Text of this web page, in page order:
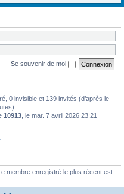
Se souvenir de moi
0 invisible et 139 invités (d’après le
10913 , le mar. 7 avril 2026 23:21
membre enregistré le plus récent est